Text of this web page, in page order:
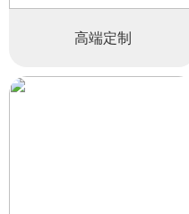
高端定制